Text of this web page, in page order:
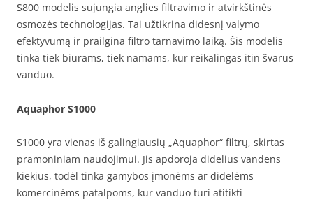
S800 modelis sujungia anglies filtravimo ir atvirkštinės
osmozės technologijas. Tai užtikrina didesnį valymo
efektyvumą ir prailgina filtro tarnavimo laiką. Šis modelis
tinka tiek biurams, tiek namams, kur reikalingas itin švarus
vanduo.
Aquaphor S1000
S1000 yra vienas iš galingiausių „Aquaphor“ filtrų, skirtas
pramoniniam naudojimui. Jis apdoroja didelius vandens
kiekius, todėl tinka gamybos įmonėms ar didelėms
komercinėms patalpoms, kur vanduo turi atitikti